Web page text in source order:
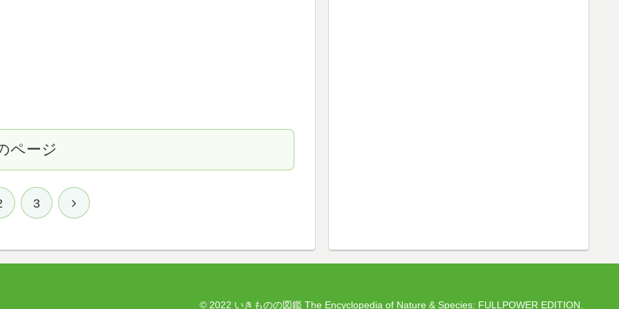
ページ
3
© 2022 いきものの図鑑 The Encyclopedia of Nature & Species: FULLPOWER EDITION.